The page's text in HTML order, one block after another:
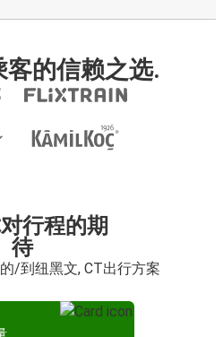
客的信赖之选.
行程的期
待
/到纽黑文, CT出行方案